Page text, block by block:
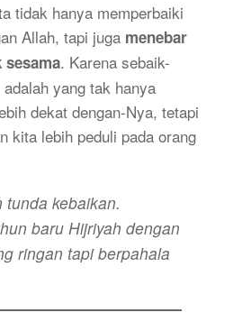
tidak hanya memperbaiki
Allah, tapi juga menebar
. Karena sebaik-
yang tak hanya
dekat dengan-Nya, tetapi
kita lebih peduli pada orang
tunda kebaikan.
baru Hijriyah dengan
ringan tapi berpahala